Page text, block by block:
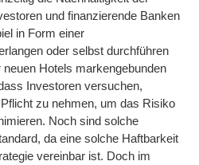
und finanzierende Banken
in Form einer
oder selbst durchführen
Hotels markengebunden
Investoren versuchen,
zu nehmen, um das Risiko
Noch sind solche
da eine solche Haftbarkeit
vereinbar ist. Doch im